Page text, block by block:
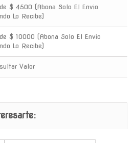
$ 4500 (Abona Solo El Envio
Lo Recibe)
$ 10000 (Abona Solo El Envio
Lo Recibe)
Valor